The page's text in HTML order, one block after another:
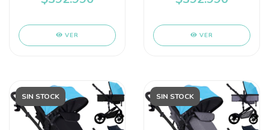
VER VER
SIN STOCK SIN STOCK